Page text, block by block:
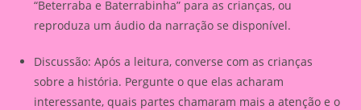
“Beterraba e Baterrabinha” para as crianças, ou
reproduza um áudio da narração se disponível.
Discussão:Após a leitura, converse com as crianças
sobre a história. Pergunte o que elas acharam
interessante, quais partes chamaram mais a atenção e o